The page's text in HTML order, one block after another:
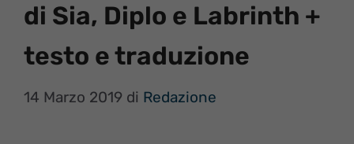
di Sia, Diplo e Labrinth +
testo e traduzione
14 Marzo 2019 di Redazione